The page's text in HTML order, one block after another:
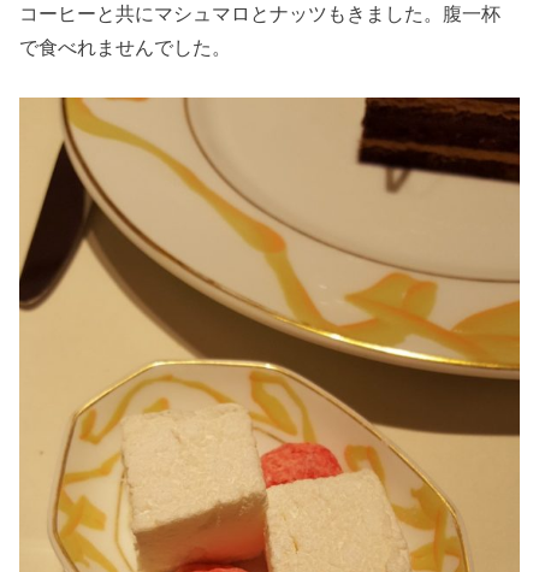
コーヒーと共にマシュマロとナッツもきました。腹一杯
で食べれませんでした。